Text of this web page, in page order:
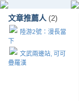
文章推薦人 (2)
陸游2號：漫長當
下
文武兩邊站, 可可
疊羅漢